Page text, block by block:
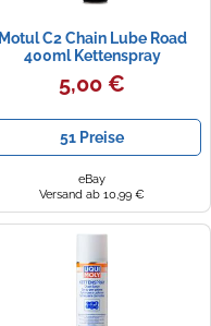
Motul C2 Chain Lube Road
400ml Kettenspray
5,00 €
51 Preise
eBay
Versand ab 10,99 €